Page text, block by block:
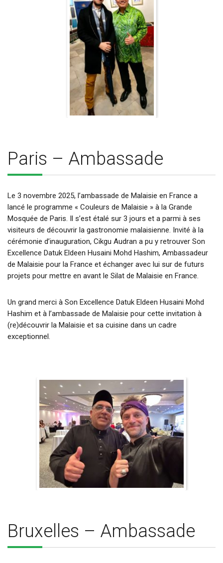
Paris – Ambassade
Le 3 novembre 2025, l’ambassade de Malaisie en France a
lancé le programme « Couleurs de Malaisie » à la Grande
Mosquée de Paris. Il s’est étalé sur 3 jours et a parmi à ses
visiteurs de découvrir la gastronomie malaisienne. Invité à la
cérémonie d’inauguration, Cikgu Audran a pu y retrouver Son
Excellence Datuk Eldeen Husaini Mohd Hashim, Ambassadeur
de Malaisie pour la France et échanger avec lui sur de futurs
projets pour mettre en avant le Silat de Malaisie en France.
Un grand merci à Son Excellence Datuk Eldeen Husaini Mohd
Hashim et à l’ambassade de Malaisie pour cette invitation à
(re)découvrir la Malaisie et sa cuisine dans un cadre
exceptionnel.
Bruxelles – Ambassade